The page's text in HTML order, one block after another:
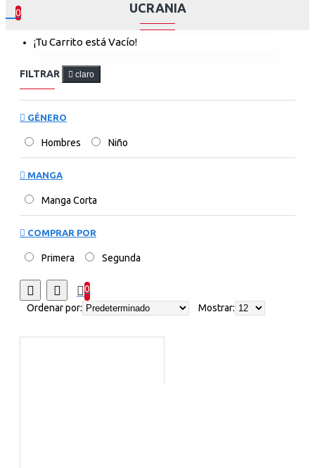
0
¡Tu Carrito está Vacío!
UCRANIA
FILTRAR claro
GÉNERO
Hombres Niño
MANGA
Manga Corta
COMPRAR POR
Primera Segunda
0
Ordenar por:
Mostrar: